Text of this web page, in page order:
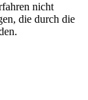
nicht
die durch die